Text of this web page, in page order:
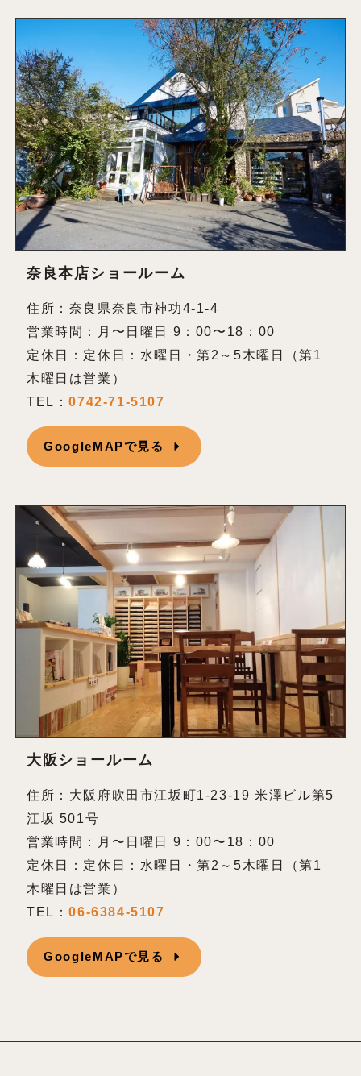
奈良本店ショールーム
住所：奈良県奈良市神功4-1-4
営業時間：月〜日曜日 9：00〜18：00
定休日：定休日：水曜日・第2～5木曜日（第1
木曜日は営業）
TEL：0742-71-5107
GoogleMAPで見る
大阪ショールーム
住所：大阪府吹田市江坂町1-23-19 米澤ビル第5
江坂 501号
営業時間：月〜日曜日 9：00〜18：00
定休日：定休日：水曜日・第2～5木曜日（第1
木曜日は営業）
TEL：06-6384-5107
GoogleMAPで見る